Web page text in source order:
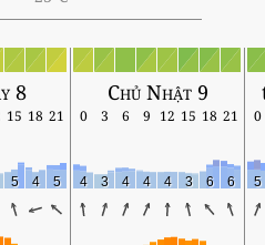
8 Chủ Nhật 9
15 18 21 0 3 6 9 12 15 18 21 0
5 4 5 4 3 4 4 4 3 6 6 5